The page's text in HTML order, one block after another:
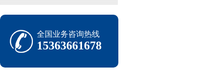
全国业务咨询热线
15363661678